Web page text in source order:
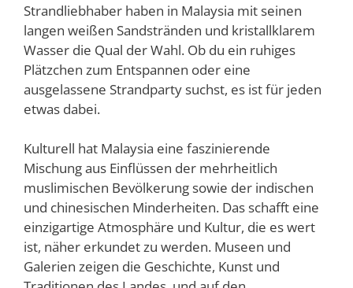
Strandliebhaber haben in Malaysia mit seinen
langen weißen Sandstränden und kristallklarem
Wasser die Qual der Wahl. Ob du ein ruhiges
Plätzchen zum Entspannen oder eine
ausgelassene Strandparty suchst, es ist für jeden
etwas dabei.
Kulturell hat Malaysia eine faszinierende
Mischung aus Einflüssen der mehrheitlich
muslimischen Bevölkerung sowie der indischen
und chinesischen Minderheiten. Das schafft eine
einzigartige Atmosphäre und Kultur, die es wert
ist, näher erkundet zu werden. Museen und
Galerien zeigen die Geschichte, Kunst und